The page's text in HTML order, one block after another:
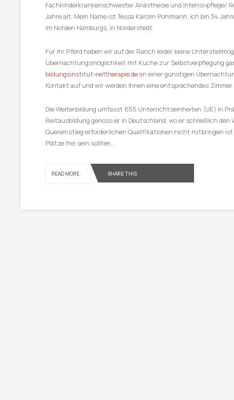
Fachkinderkrankenschwester Anästhesie und Intensivpflege/
Jahre alt. Mein Name ist Tessa Karolin Pohlmann, ich bin 34
im Norden Hamburgs, in Norderstedt.
Für Ihr Pferd haben wir auf der Ranch leider keine
Übernachtungsmöglichkeit mit Küche zur Selbstverpflegung
bildungsinstitut-reittherapie.dean einer günstigen
Kontakt auf und wir werden Ihnen eine entsprechendes Zimmer
Die Weiterbildung umfasst 655 Unterrichtseinheiten (UE) in
Reitausbildung genoss er in Deutschland, wo er schließlich
Quereinstieg erforderlichen Qualifikationen nicht mitbringen ist
Plätze frei sein sollten.
READ MORE SHARE THIS